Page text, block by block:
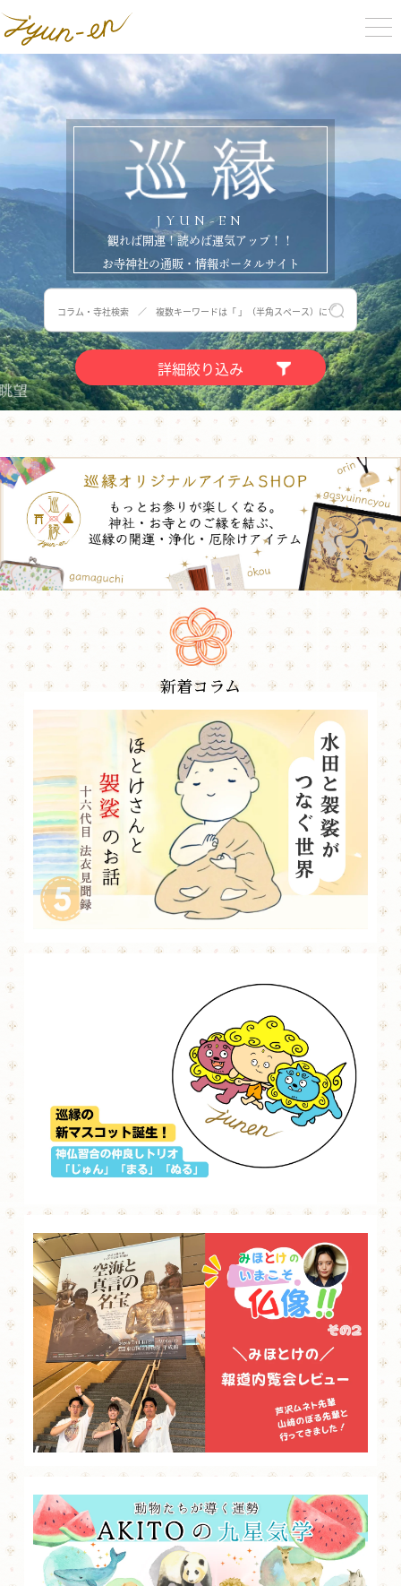
観れば開運！読めば運気アップ！！
お寺神社の通販・情報ポータルサイト
詳細絞り込み
新着コラム